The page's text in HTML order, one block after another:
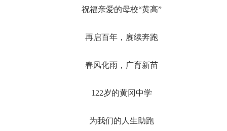
祝福亲爱的母校“黄高”
再启百年，赓续奔跑
春风化雨，广育新苗
122岁的黄冈中学
为我们的人生助跑